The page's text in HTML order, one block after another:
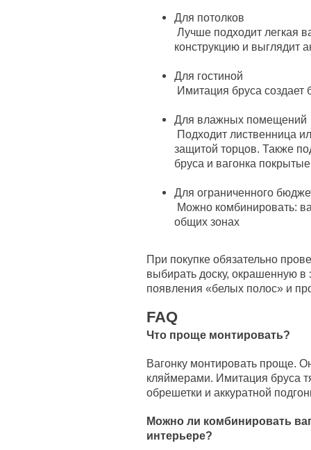
Для потолков
Лучше подходит легкая
конструкцию и выглядит
Для гостиной
Имитация бруса
Для влажных помещений
Подходит лиственница
защитой торцов. Также
бруса и вагонка
Для ограниченного
Можно комбинировать:
общих зонах
При покупке обязательно
выбирать доску, окрашенную в
появления «белых полос» и
FAQ
Что проще монтировать?
Вагонку монтировать проще.
кляймерами. Имитация бруса
обрешетки и аккуратной
Можно ли комбинировать
интерьере?